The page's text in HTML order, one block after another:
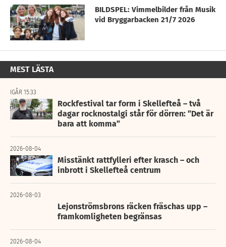
BILDSPEL: Vimmelbilder från Musik
vid Bryggarbacken 21/7 2026
MEST LÄSTA
IGÅR 15:33
Rockfestival tar form i Skellefteå – två
dagar rocknostalgi står för dörren: ”Det är
bara att komma”
2026-08-04
Misstänkt rattfylleri efter krasch – och
inbrott i Skellefteå centrum
2026-08-03
Lejonströmsbrons räcken fräschas upp –
framkomligheten begränsas
2026-08-04